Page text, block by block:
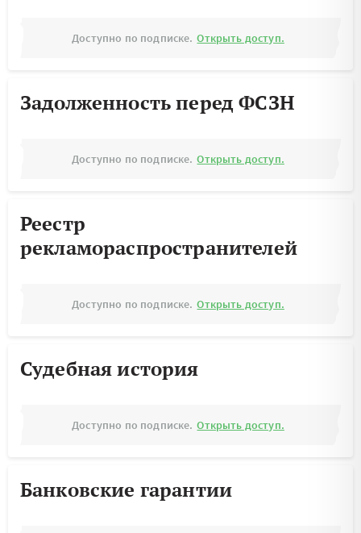
Доступно по подписке. Открыть доступ.
Задолженность перед ФСЗН
Доступно по подписке. Открыть доступ.
Реестр
рекламораспространителей
Доступно по подписке. Открыть доступ.
Судебная история
Доступно по подписке. Открыть доступ.
Банковские гарантии